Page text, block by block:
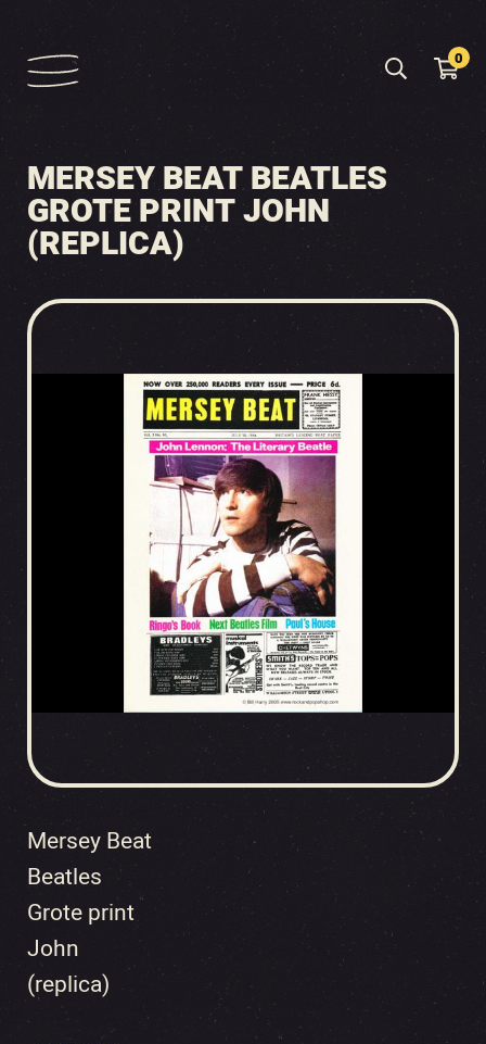
0
MERSEY BEAT BEATLES
GROTE PRINT JOHN
(REPLICA)
Mersey Beat
Beatles
Grote print
John
(replica)